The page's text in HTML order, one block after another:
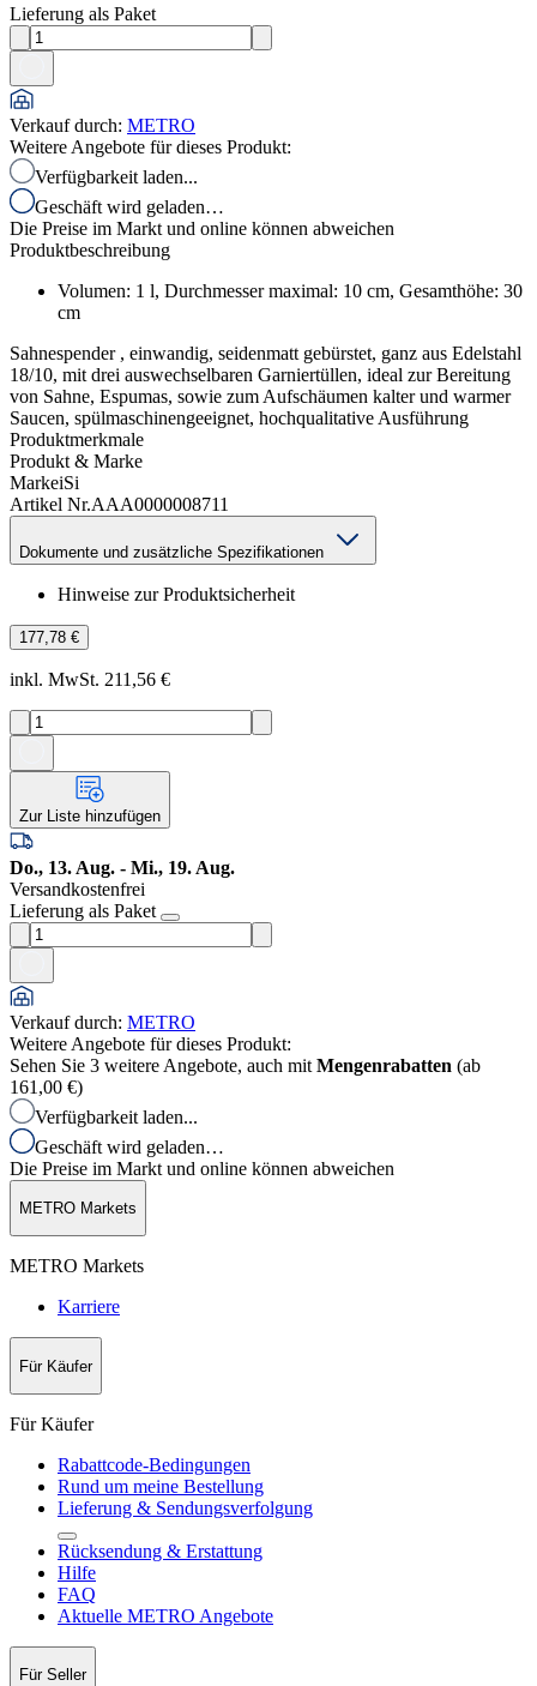
Lieferung als Paket
Verkauf durch: METRO
Weitere Angebote für dieses Produkt:
Verfügbarkeit laden...
Geschäft wird geladen…
Die Preise im Markt und online können abweichen
Produktbeschreibung
Volumen: 1 l, Durchmesser maximal: 10 cm, Gesamthöhe: 30
cm
Sahnespender , einwandig, seidenmatt gebürstet, ganz aus Edelstahl
18/10, mit drei auswechselbaren Garniertüllen, ideal zur Bereitung
von Sahne, Espumas, sowie zum Aufschäumen kalter und warmer
Saucen, spülmaschinengeeignet, hochqualitative Ausführung
Produktmerkmale
Produkt & Marke
MarkeiSi
Artikel Nr.AAA0000008711
Dokumente und zusätzliche Spezifikationen
Hinweise zur Produktsicherheit
177,78 €
inkl. MwSt. 211,56 €
Zur Liste hinzufügen
Do., 13. Aug. - Mi., 19. Aug.
Versandkostenfrei
Lieferung als Paket
Verkauf durch: METRO
Weitere Angebote für dieses Produkt:
Sehen Sie 3 weitere Angebote, auch mit Mengenrabatten (ab
161,00 €)
Verfügbarkeit laden...
Geschäft wird geladen…
Die Preise im Markt und online können abweichen
METRO Markets
METRO Markets
Karriere
Für Käufer
Für Käufer
Rabattcode-Bedingungen
Rund um meine Bestellung
Lieferung & Sendungsverfolgung
Rücksendung & Erstattung
Hilfe
FAQ
Aktuelle METRO Angebote
Für Seller